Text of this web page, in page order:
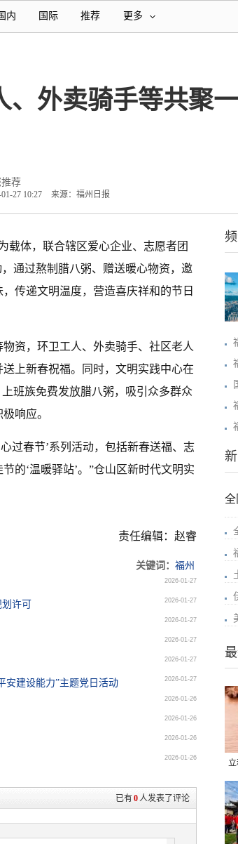
内 国际 推荐 更多
外卖骑手等共聚
荐
27 10:27 来源：福州日报
载体，联合辖区爱心企业、志愿者团
通过熬制腊八粥、赠送暖心物资，邀
传递文明温度，营造喜庆祥和的节日
资，环卫工人、外卖骑手、社区老人
上新春祝福。同时，文明实践中心在
班族免费发放腊八粥，吸引众多群众
响应。
过春节’系列活动，包括新春送福、志
的‘温暖驿站’。”仓山区新时代文明实
责任编辑：赵睿
关键词： 福州
2026-01-27
许可 2026-01-27
2026-01-27
2026-01-27
2026-01-27
安建设能力”主题党日活动 2026-01-27
2026-01-26
2026-01-26
2026-01-26
2026-01-26
已有0人发表了评论
全
上
立